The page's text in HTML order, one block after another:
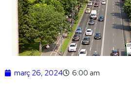
març 26, 2024 6:00 am